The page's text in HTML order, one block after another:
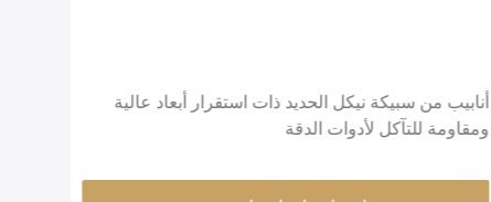
أنابيب من سبيكة نيكل الحديد ذات استقرار أبعاد عالية
ومقاومة للتآكل لأدوات الدقة